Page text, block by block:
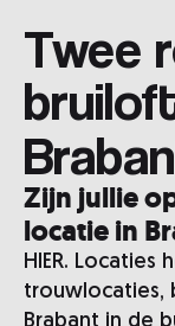
Twee
Zijn jullie
locatie in
HIER.
trouwlocaties,